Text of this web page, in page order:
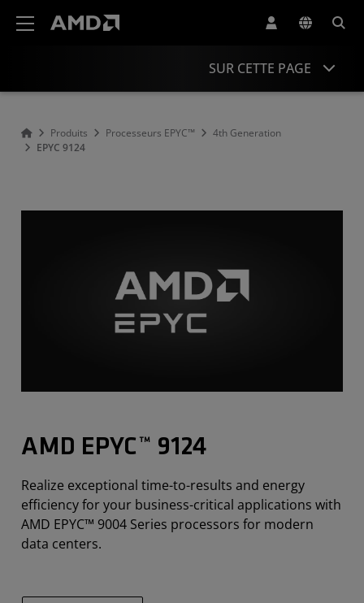
SUR CETTE PAGE
Produits Processeurs EPYC™
4th Generation
EPYC 9124
AMD EPYC™ 9124
Realize exceptional time-to-results and energy
efficiency for your business-critical applications with
AMD EPYC™ 9004 Series processors for modern
data centers.